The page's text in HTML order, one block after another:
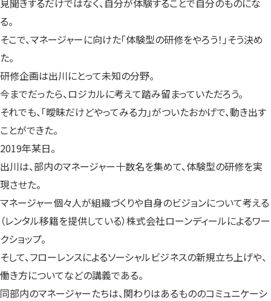
見聞きするだけではなく、自分が体験することで自分のものにな
る。
そこで、マネージャーに向けた「体験型の研修をやろう！」そう決め
た。
研修企画は出川にとって未知の分野。
今までだったら、ロジカルに考えて踏み留まっていただろう。
それでも、「曖昧だけどやってみる力」がついたおかげで、動き出す
ことができた。
2019年某日。
出川は、部内のマネージャー十数名を集めて、体験型の研修を実
現させた。
マネージャー個々人が組織づくりや自身のビジョンについて考える
（レンタル移籍を提供している）株式会社ローンディールによるワー
クショップ。
そして、フローレンスによるソーシャルビジネスの新規立ち上げや、
働き方についてなどの講義である。
同部内のマネージャーたちは、関わりはあるもののコミュニケーシ